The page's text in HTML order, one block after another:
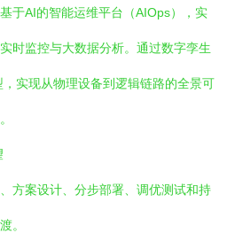
基于AI的智能运维平台（AIOps），实
时监控与大数据分析。通过数字孪生
实现从物理设备到逻辑链路的全景可
方案设计、分步部署、调优测试和持
。